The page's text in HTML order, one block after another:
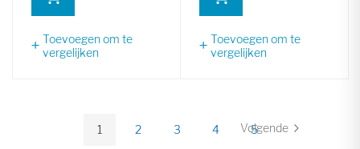
Toevoegen om te
vergelijken
Toevoegen om te
vergelijken
U
1 Pagina
2 Pagina
3 Pagina
4 Pagina
5 Pagina
Volgende